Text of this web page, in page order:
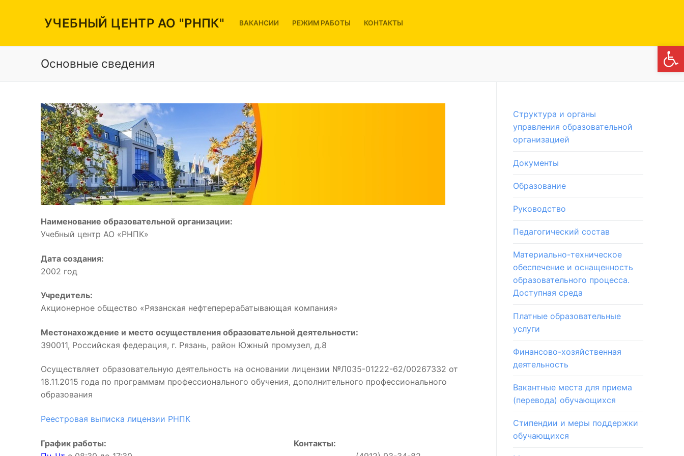
УЧЕБНЫЙ ЦЕНТР АО "РНПК" ВАКАНСИИ РЕЖИМ РАБОТЫ КОНТАКТЫ
Вакансии
Режим работы
Контакты
Основные сведения
Наименование образовательной организации:
Учебный центр АО «РНПК»
Дата создания:
2002 год
Учредитель:
Акционерное общество «Рязанская нефтеперерабатывающая компания»
Местонахождение и место осуществления образовательной деятельности:
390011, Российская федерация, г. Рязань, район Южный промузел, д.8
Осуществляет образовательную деятельность на основании лицензии №Л035-01222-62/00267332 от
18.11.2015 года по программам профессионального обучения, дополнительного профессионального
образования
Реестровая выписка лицензии РНПК
График работы: Контакты:
Структура и органы
управления образовательной
организацией
Документы
Образование
Руководство
Педагогический состав
Материально-техническое
обеспечение и оснащенность
образовательного процесса.
Доступная среда
Платные образовательные
услуги
Финансово-хозяйственная
деятельность
Вакантные места для приема
(перевода) обучающихся
Стипендии и меры поддержки
обучающихся